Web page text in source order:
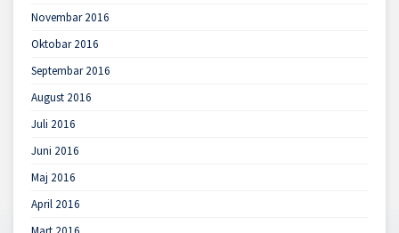
Novembar 2016
Oktobar 2016
Septembar 2016
August 2016
Juli 2016
Juni 2016
Maj 2016
April 2016